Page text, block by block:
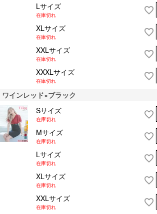
Lサイズ
在庫切れ
XLサイズ
在庫切れ
XXLサイズ
在庫切れ
XXXLサイズ
在庫切れ
ワインレッド×ブラック
Sサイズ
在庫切れ
Mサイズ
在庫切れ
Lサイズ
在庫切れ
XLサイズ
在庫切れ
XXLサイズ
在庫切れ